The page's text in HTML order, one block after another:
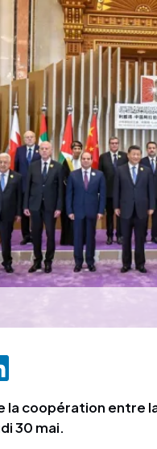
la coopération entre
30 mai.